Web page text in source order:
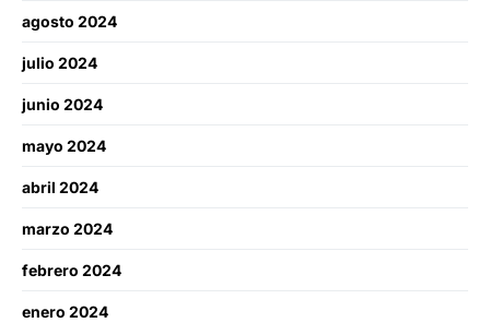
agosto 2024
julio 2024
junio 2024
mayo 2024
abril 2024
marzo 2024
febrero 2024
enero 2024